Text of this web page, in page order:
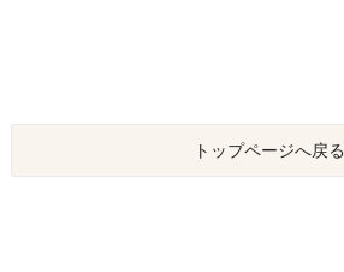
トップページへ戻る